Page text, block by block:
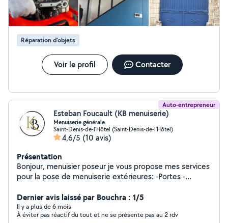
Réparation d'objets
Voir le profil Contacter
Auto-entrepreneur
Esteban Foucault (KB menuiserie)
Menuiserie générale
Saint-Denis-de-l'Hôtel (Saint-Denis-de-l'Hôtel)
4,6/5 (10 avis)
Présentation
Bonjour, menuisier poseur je vous propose mes services
pour la pose de menuiserie extérieures: -Portes -
propose aussi mes services pour de l'aménagement
intérieur: -Pose de parquets et revêtements de sol -
Dressings et des petits travaux.
Dernier avis laissé par Bouchra : 1/5
Il y a plus de 6 mois
À éviter pas réactif du tout et ne se présente pas au 2 rdv